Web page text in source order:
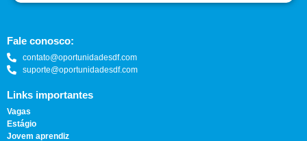
Fale conosco:
contato@oportunidadesdf.com
suporte@oportunidadesdf.com
Links importantes
Vagas
Estágio
Jovem aprendiz